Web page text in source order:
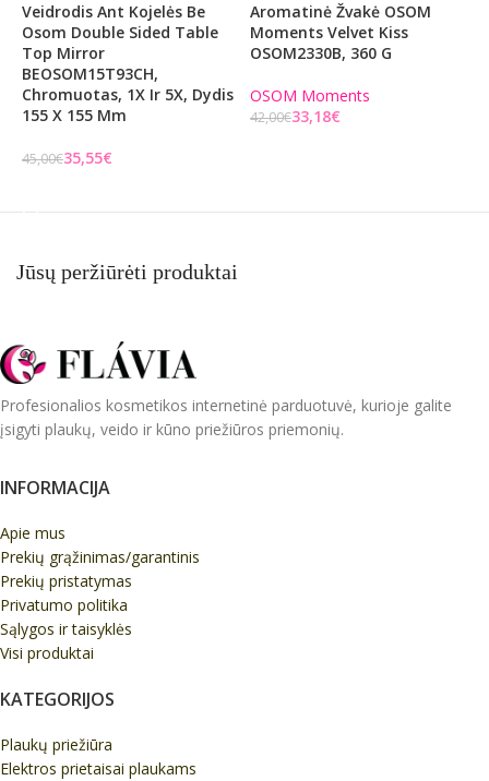
Veidrodis Ant Kojelės Be
Osom Double Sided Table
Top Mirror
BEOSOM15T93CH,
Chromuotas, 1X Ir 5X, Dydis
155 X 155 Mm
45,00€35,55€
Aromatinė Žvakė OSOM
Moments Velvet Kiss
OSOM2330B, 360 G
OSOM Moments
42,00€33,18€
Jūsų peržiūrėti produktai
Profesionalios kosmetikos internetinė parduotuvė, kurioje galite
įsigyti plaukų, veido ir kūno priežiūros priemonių.
INFORMACIJA
Apie mus
Prekių grąžinimas/garantinis
Prekių pristatymas
Privatumo politika
Sąlygos ir taisyklės
Visi produktai
KATEGORIJOS
Plaukų priežiūra
Elektros prietaisai plaukams